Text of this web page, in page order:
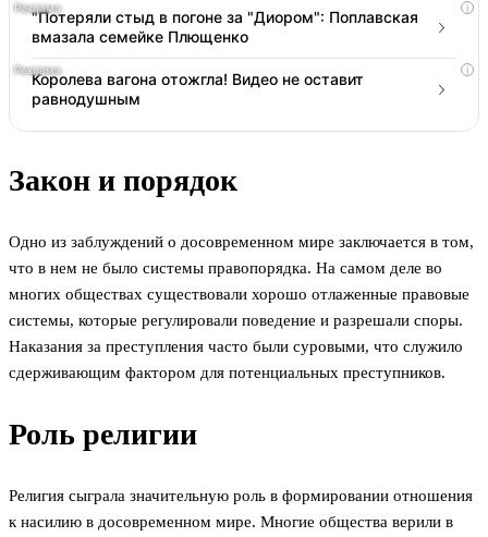
i
"Потеряли стыд в погоне за "Диором": Поплавская
вмазала семейке Плющенко
i
Королева вагона отожгла! Видео не оставит
равнодушным
Закон и порядок
Одно из заблуждений о досовременном мире заключается в том,
что в нем не было системы правопорядка. На самом деле во
многих обществах существовали хорошо отлаженные правовые
системы, которые регулировали поведение и разрешали споры.
Наказания за преступления часто были суровыми, что служило
сдерживающим фактором для потенциальных преступников.
Роль религии
Религия сыграла значительную роль в формировании отношения
к насилию в досовременном мире. Многие общества верили в